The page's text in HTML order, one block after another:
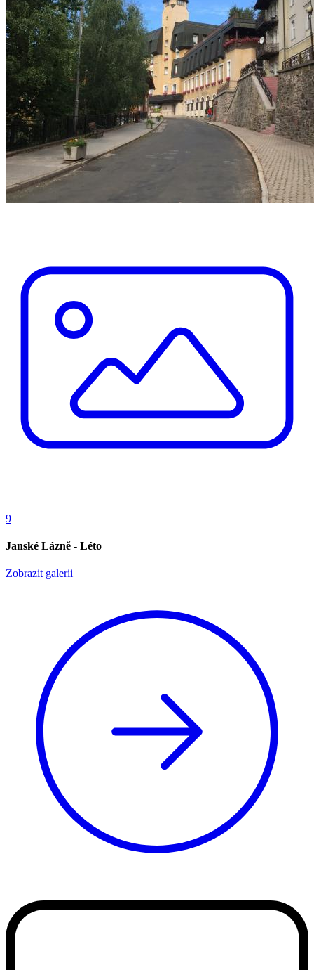
9
Janské Lázně - Léto
Zobrazit galerii